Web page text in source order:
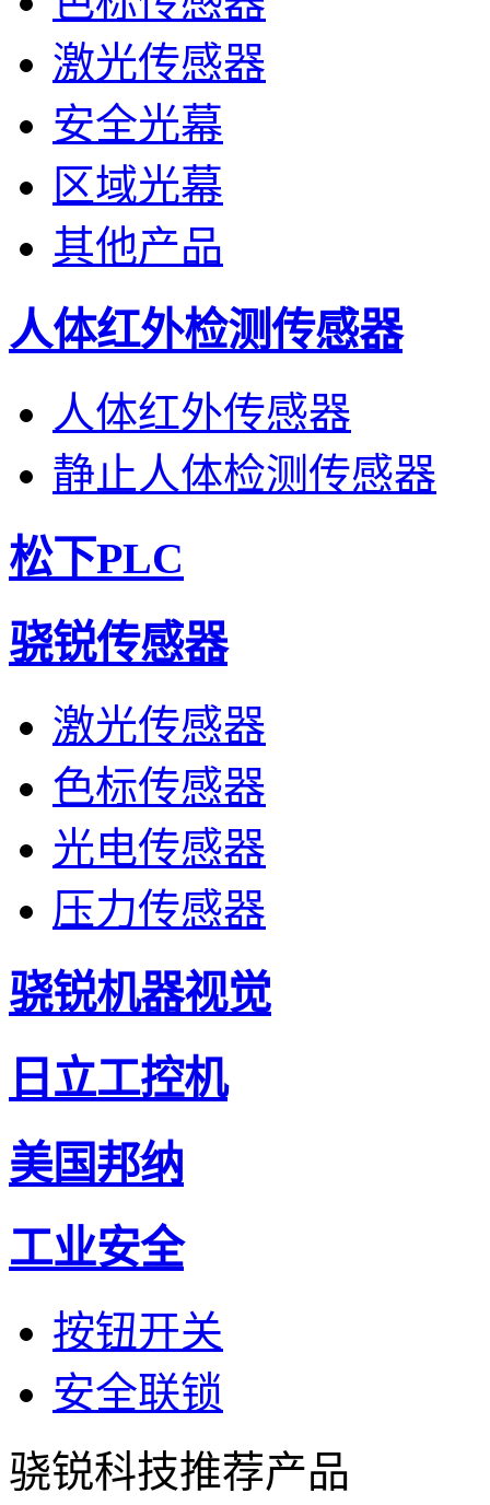
激光传感器
安全光幕
区域光幕
其他产品
人体红外检测传感器
人体红外传感器
静止人体检测传感器
松下PLC
骁锐传感器
激光传感器
色标传感器
光电传感器
压力传感器
骁锐机器视觉
日立工控机
美国邦纳
工业安全
按钮开关
安全联锁
骁锐科技推荐产品